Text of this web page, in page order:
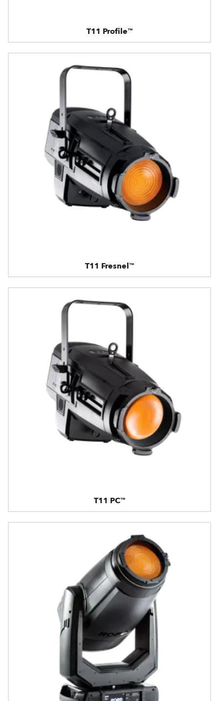
T11 Profile™
T11 Fresnel™
T11 PC™